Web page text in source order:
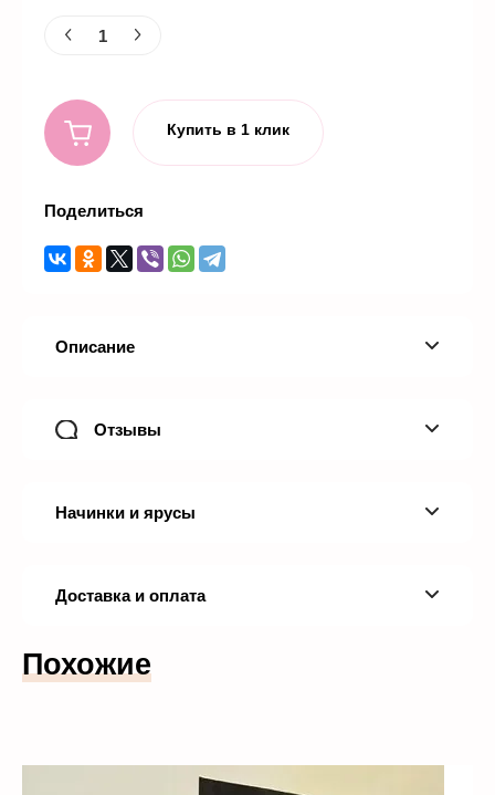
Купить в 1 клик
Поделиться
Описание
Отзывы
Начинки и ярусы
Доставка и оплата
Похожие